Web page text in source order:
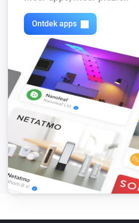
In Wall Meter Switch PAN03
Het vermogen is veranderd
In Wall Meter Switch PAN03
De stroommeter is veranderd
Het accuniveau is veranderd
Outdoor Motion Sensor PSP05
De bewegingsmelder gaat aan
Outdoor Motion Sensor PSP05
Ontdek apps